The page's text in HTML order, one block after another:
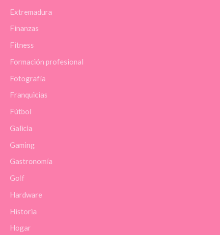
Extremadura
Finanzas
Fitness
Formación profesional
Fotografía
Franquicias
Fútbol
Galicia
Gaming
Gastronomía
Golf
Hardware
Historia
Hogar